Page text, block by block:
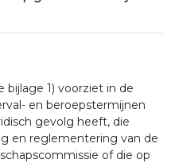
bijlage 1) voorziet in de
en beroepstermijnen
gevolg heeft, die
en reglementering van de
of die op